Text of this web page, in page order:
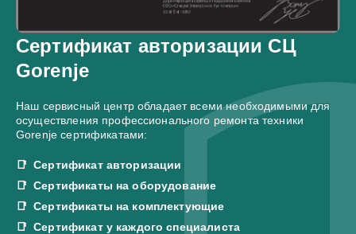
Сертификат авторизации СЦ
Gorenje
Наш сервисный центр обладает всеми необходимыми для
осуществления профессионального ремонта техники
Gorenje сертификатами:
Сертификат авторизации
Сертификаты на оборудование
Сертификаты на комплектующие
Сертификат у каждого специалиста